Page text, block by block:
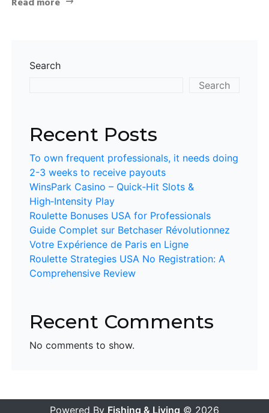
Search
Search
Recent Posts
To own frequent professionals, it needs doing
2-3 weeks to receive payouts
WinsPark Casino – Quick‑Hit Slots &
High‑Intensity Play
Roulette Bonuses USA for Professionals
Guide Complet sur Betchaser Révolutionnez
Votre Expérience de Paris en Ligne
Roulette Strategies USA No Registration: A
Comprehensive Review
Recent Comments
No comments to show.
Powered By Fishing & Living © 2026